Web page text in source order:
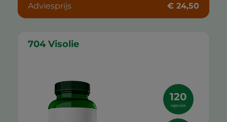
Adviesprijs € 24,50
704 Visolie
120
capsules